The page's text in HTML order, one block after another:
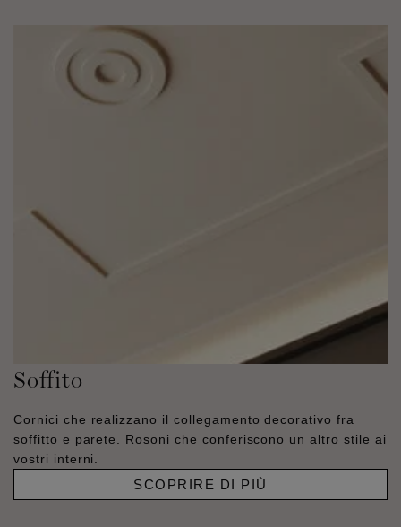
Soffito
Cornici che realizzano il collegamento decorativo fra
soffitto e parete. Rosoni che conferiscono un altro stile ai
vostri interni.
SCOPRIRE DI PIÙ